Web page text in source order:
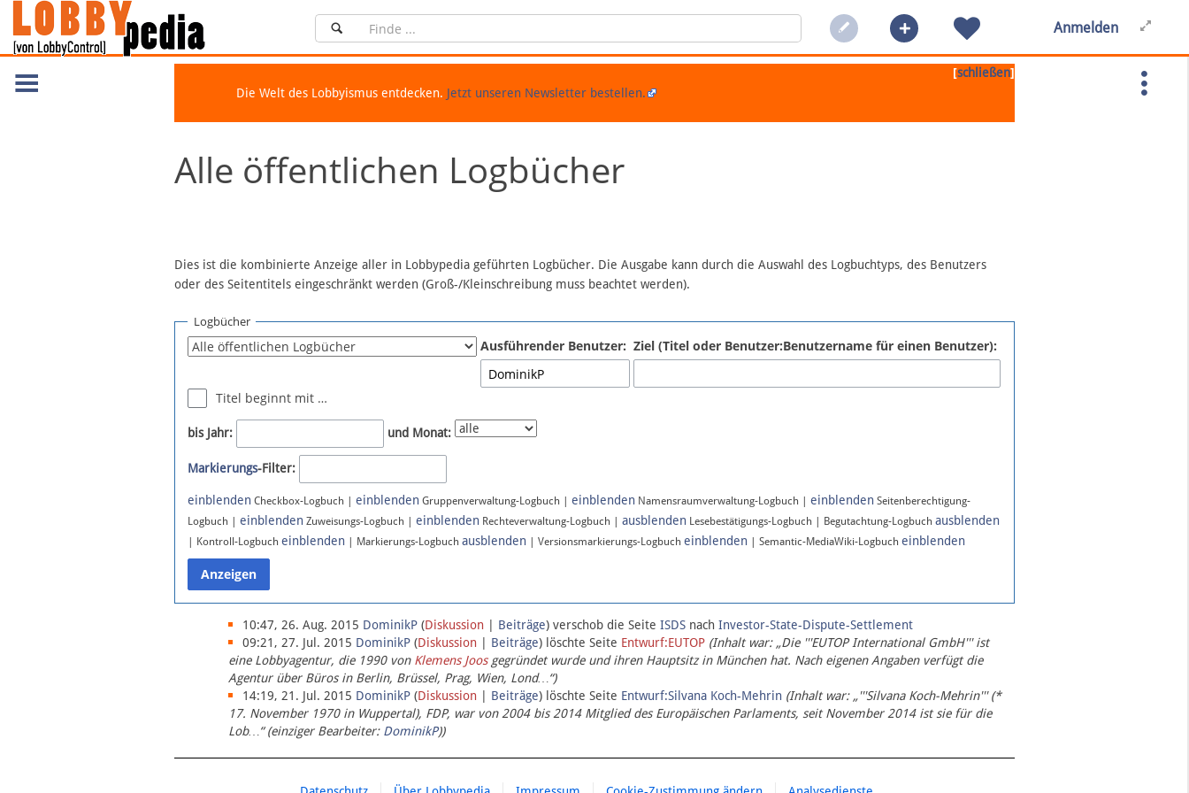
Anmelden
[schließen]
Die Welt des Lobbyismus entdecken. Jetzt unseren Newsletter bestellen.
Alle öffentlichen Logbücher
Dies ist die kombinierte Anzeige aller in Lobbypedia geführten Logbücher. Die Ausgabe kann durch die Auswahl des Logbuchtyps, des Benutzers
oder des Seitentitels eingeschränkt werden (Groß-/Kleinschreibung muss beachtet werden).
Logbücher
Ausführender Benutzer: Ziel (Titel oder Benutzer:Benutzername für einen Benutzer):
Titel beginnt mit …
bis Jahr: und Monat:
Markierungs-Filter:
einblenden Checkbox-Logbuch | einblenden Gruppenverwaltung-Logbuch | einblenden Namensraumverwaltung-Logbuch | einblenden Seitenberechtigung-
Logbuch | einblenden Zuweisungs-Logbuch | einblenden Rechteverwaltung-Logbuch | ausblenden Lesebestätigungs-Logbuch | Begutachtung-Logbuch ausblenden
| Kontroll-Logbuch einblenden | Markierungs-Logbuch ausblenden | Versionsmarkierungs-Logbuch einblenden | Semantic-MediaWiki-Logbuch einblenden
10:47, 26. Aug. 2015 DominikP (Diskussion | Beiträge) verschob die Seite ISDS nach Investor-State-Dispute-Settlement
09:21, 27. Jul. 2015 DominikP (Diskussion | Beiträge) löschte Seite Entwurf:EUTOP (Inhalt war: „Die '''EUTOP International GmbH''' ist
eine Lobbyagentur, die 1990 von Klemens Joosgegründet wurde und ihren Hauptsitz in München hat. Nach eigenen Angaben verfügt die
Agentur über Büros in Berlin, Brüssel, Prag, Wien, Lond…“)
14:19, 21. Jul. 2015 DominikP (Diskussion | Beiträge) löschte Seite Entwurf:Silvana Koch-Mehrin (Inhalt war: „'''Silvana Koch-Mehrin''' (*
17. November 1970 in Wuppertal), FDP, war von 2004 bis 2014 Mitglied des Europäischen Parlaments, seit November 2014 ist sie für die
Lob…“ (einziger Bearbeiter: DominikP))